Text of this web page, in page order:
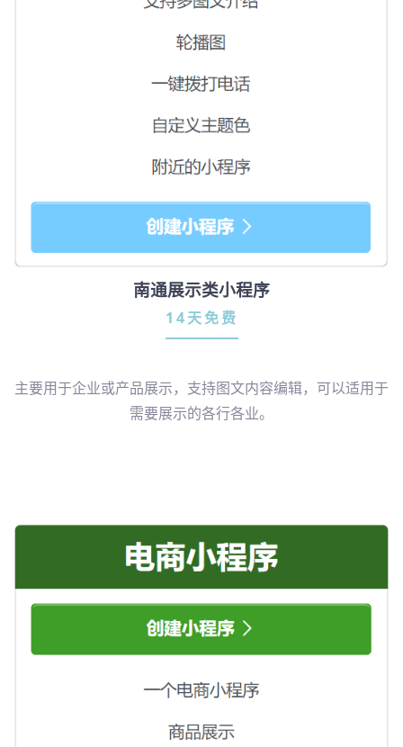
南通展示类小程序
14天免费
主要用于企业或产品展示，支持图文内容编辑，可以适用于
需要展示的各行各业。